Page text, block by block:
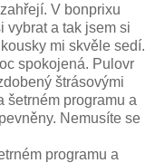
V bonprixu
vybrat a tak jsem si
mi skvěle sedí.
spokojená. Pulovr
štrásovými
šetrném programu a
Nemusíte se
programu a